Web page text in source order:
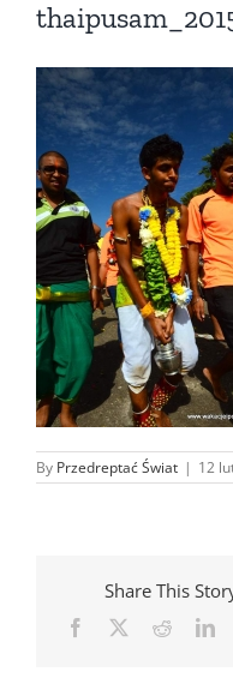
By Przedreptać Świat | 12
Share This
Facebook Reddit